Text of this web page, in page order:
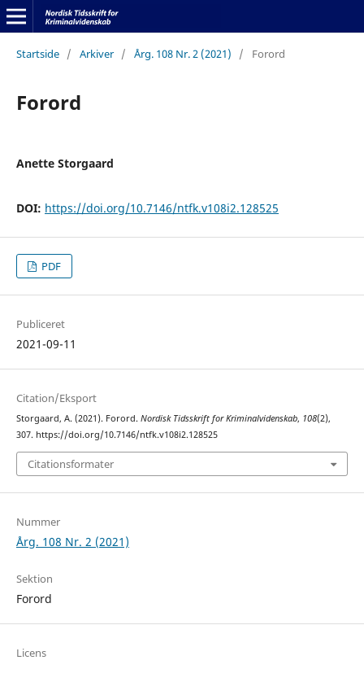
Startside / Arkiver / Årg. 108 Nr. 2 (2021) / Forord
Forord
Anette Storgaard
DOI: https://doi.org/10.7146/ntfk.v108i2.128525
PDF
Publiceret
2021-09-11
Citation/Eksport
Storgaard, A. (2021). Forord. Nordisk Tidsskrift for Kriminalvidenskab, 108(2),
307. https://doi.org/10.7146/ntfk.v108i2.128525
Citationsformater
Nummer
Årg. 108 Nr. 2 (2021)
Sektion
Forord
Licens